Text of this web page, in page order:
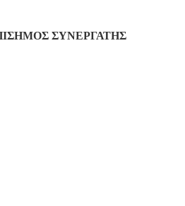
ΣΥΝΕΡΓΑΤΗΣ